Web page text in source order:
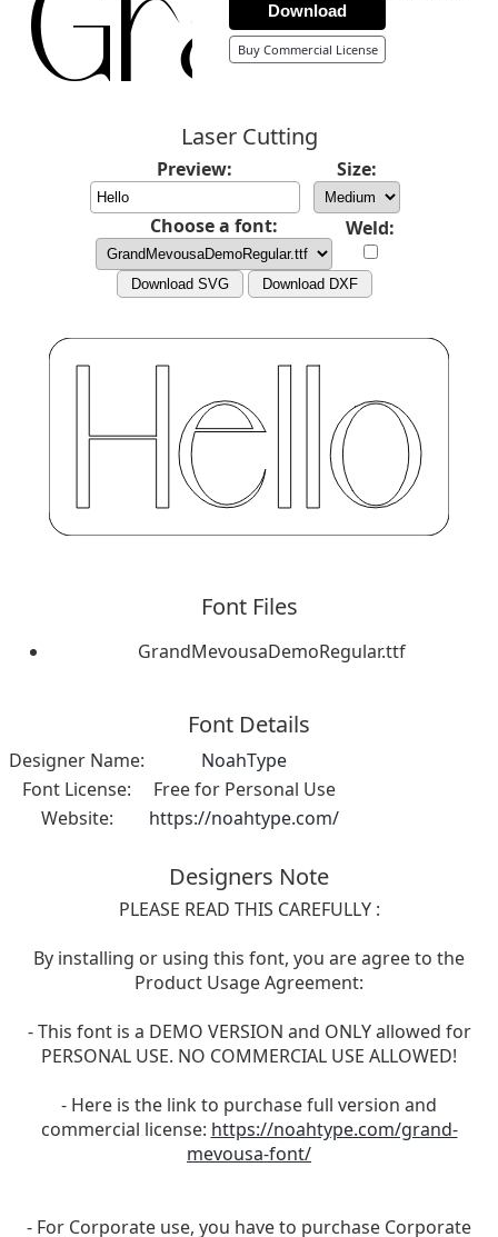
Download
Buy Commercial License
Laser Cutting
Preview: Size:
Choose a font: Weld:
Download SVG Download DXF
Font Files
GrandMevousaDemoRegular.ttf
Font Details
Designer Name:
NoahType
Font License:
Free for Personal Use
Website:
https://noahtype.com/
Designers Note
PLEASE READ THIS CAREFULLY :
By installing or using this font, you are agree to the
Product Usage Agreement:
- This font is a DEMO VERSION and ONLY allowed for
PERSONAL USE. NO COMMERCIAL USE ALLOWED!
- Here is the link to purchase full version and
commercial license: https://noahtype.com/grand-
mevousa-font/
- For Corporate use, you have to purchase Corporate